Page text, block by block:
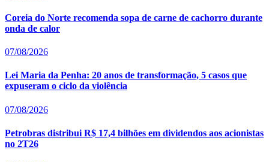
Coreia do Norte recomenda sopa de carne de cachorro durante
onda de calor
07/08/2026
Lei Maria da Penha: 20 anos de transformação, 5 casos que
expuseram o ciclo da violência
07/08/2026
Petrobras distribui R$ 17,4 bilhões em dividendos aos acionistas
no 2T26